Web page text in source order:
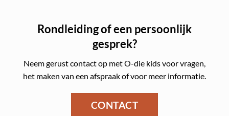
Rondleiding of een persoonlijk
gesprek?
Neem gerust contact op met O-die kids voor vragen,
het maken van een afspraak of voor meer informatie.
CONTACT